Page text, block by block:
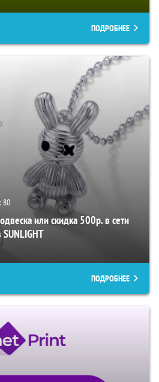
ПОДРОБНЕЕ
80
или скидка 500р. в сети
ПОДРОБНЕЕ